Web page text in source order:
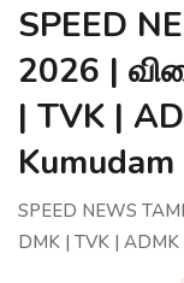
SPEED
2026 |
| TVK |
Kumudam
SPEED NEWS
DMK | TVK |